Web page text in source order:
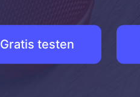
Gratis testen